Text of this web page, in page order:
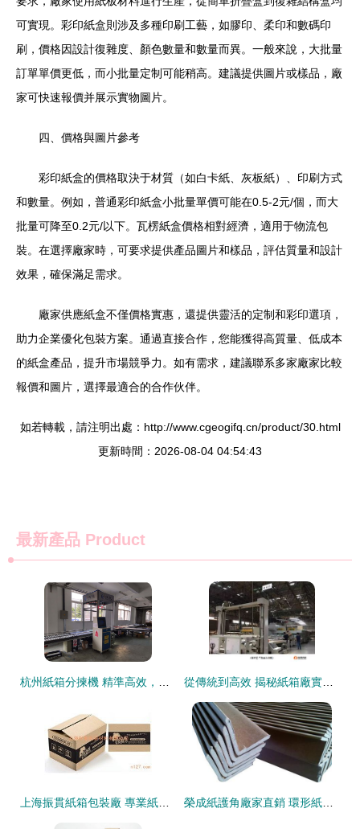
可實現。彩印紙盒則涉及多種印刷工藝，如膠印、柔印和數碼印
刷，價格因設計復雜度、顏色數量和數量而異。一般來說，大批量
訂單單價更低，而小批量定制可能稍高。建議提供圖片或樣品，廠
家可快速報價并展示實物圖片。
四、價格與圖片參考
彩印紙盒的價格取決于材質（如白卡紙、灰板紙）、印刷方式
和數量。例如，普通彩印紙盒小批量單價可能在0.5-2元/個，而大
批量可降至0.2元/以下。瓦楞紙盒價格相對經濟，適用于物流包
裝。在選擇廠家時，可要求提供產品圖片和樣品，評估質量和設計
效果，確保滿足需求。
廠家供應紙盒不僅價格實惠，還提供靈活的定制和彩印選項，
助力企業優化包裝方案。通過直接合作，您能獲得高質量、低成本
的紙盒產品，提升市場競爭力。如有需求，建議聯系多家廠家比較
報價和圖片，選擇最適合的合作伙伴。
如若轉載，請注明出處：http://www.cgeogifq.cn/product/30.html
更新時間：2026-08-04 04:54:43
最新產品 Product